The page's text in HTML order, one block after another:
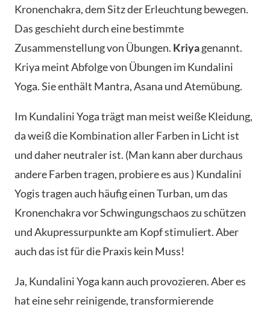
Kronenchakra, dem Sitz der Erleuchtung bewegen.
Das geschieht durch eine bestimmte
Zusammenstellung von Übungen. Kriyagenannt.
Kriya meint Abfolge von Übungen im Kundalini
Yoga. Sie enthält Mantra, Asana und Atemübung.
Im Kundalini Yoga trägt man meist weiße Kleidung,
da weiß die Kombination aller Farben in Licht ist
und daher neutraler ist. (Man kann aber durchaus
andere Farben tragen, probiere es aus ) Kundalini
Yogis tragen auch häufig einen Turban, um das
Kronenchakra vor Schwingungschaos zu schützen
und Akupressurpunkte am Kopf stimuliert. Aber
auch das ist für die Praxis kein Muss!
Ja, Kundalini Yoga kann auch provozieren. Aber es
hat eine sehr reinigende, transformierende